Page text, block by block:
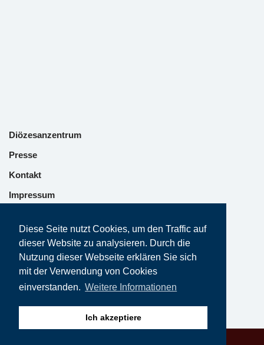
Diese Seite nutzt Cookies, um den Traffic auf
dieser Website zu analysieren. Durch die
Nutzung dieser Webseite erklären Sie sich
mit der Verwendung von Cookies
einverstanden. Weitere Informationen
Ich akzeptiere
Diözesanzentrum
Presse
Kontakt
Impressum